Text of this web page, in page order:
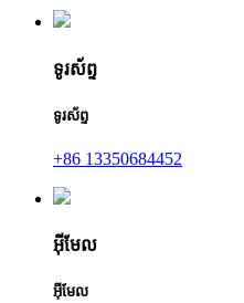
ទូរស័ព្ទ
ទូរស័ព្ទ
+86 13350684452
អ៊ីមែល
អ៊ីមែល